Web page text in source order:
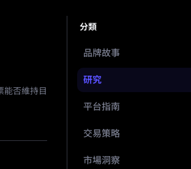
能否維持目
分類
品牌故事
研究
平台指南
交易策略
市場洞察